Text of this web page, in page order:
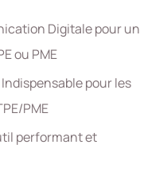
Digitale pour un
ou PME
pour les
PME
performant et